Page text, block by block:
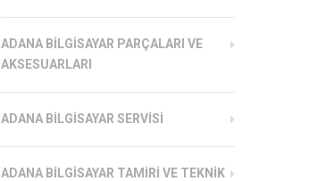
ADANA BILGISAYAR PARÇALARI VE
AKSESUARLARI
ADANA BILGISAYAR SERVISI
ADANA BILGISAYAR TAMIRI VE TEKNIK